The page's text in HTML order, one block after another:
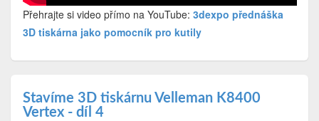
Přehrajte si video přímo na YouTube: 3dexpo přednáška
3D tiskárna jako pomocník pro kutily
Stavíme 3D tiskárnu Velleman K8400
Vertex - díl 4